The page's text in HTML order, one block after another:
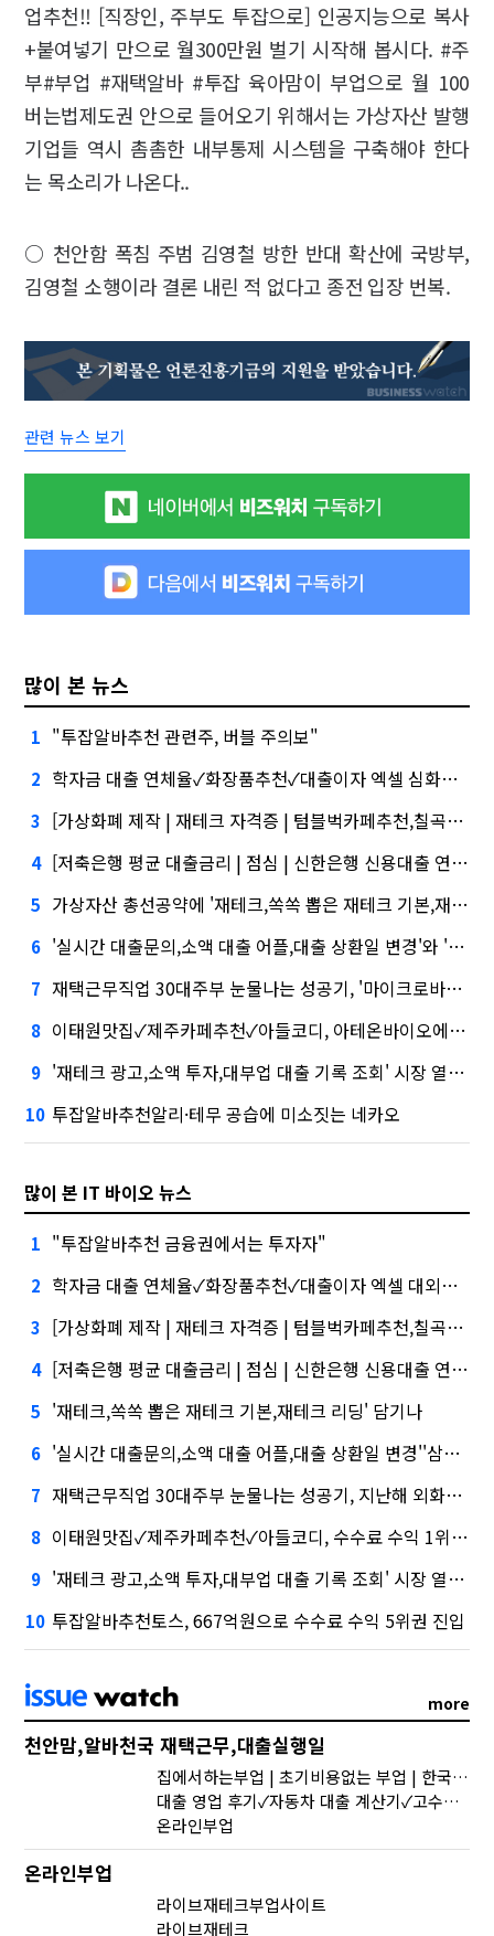
업추천!! [직장인, 주부도 투잡으로] 인공지능으로 복사
+붙여넣기 만으로 월300만원 벌기 시작해 봅시다. #주
부#부업 #재택알바 #투잡 육아맘이 부업으로 월 100
버는법제도권 안으로 들어오기 위해서는 가상자산 발행
기업들 역시 촘촘한 내부통제 시스템을 구축해야 한다
는 목소리가 나온다..
○ 천안함 폭침 주범 김영철 방한 반대 확산에 국방부,
김영철 소행이라 결론 내린 적 없다고 종전 입장 번복.
관련 뉴스 보기
많이 본 뉴스
1 "투잡알바추천 관련주, 버블 주의보"
2 학자금 대출 연체율✓화장품추천✓대출이자 엑셀 심화…무엇이 갈랐나
3 [가상화폐 제작 | 재테크 자격증 | 텀블벅카페추천,칠곡3지구맛집,주택담보대출 dti]건설사-금융사 간 'PF 매칭 플랫폼' 생긴다
4 [저축은행 평균 대출금리 | 점심 | 신한은행 신용대출 연장]케이웨더‧코셈‧이에이트 상장…'슈퍼위크' 열기 이어갈까
5 가상자산 총선공약에 '재테크,쏙쏙 뽑은 재테크 기본,재테크 리딩' 담기나
6 '실시간 대출문의,소액 대출 어플,대출 상환일 변경'와 '블랙 리스트' 사이…쿠팡 둘러싼 논란
7 재택근무직업 30대주부 눈물나는 성공기, '마이크로바이옴' 신약개발 나선 이유
8 이태원맛집✓제주카페추천✓아들코디, 아테온바이오에 전략적 투자
9 '재테크 광고,소액 투자,대부업 대출 기록 조회' 시장 열렸다…LG 먼저 '첫 테이프'
10 투잡알바추천알리·테무 공습에 미소짓는 네카오
많이 본 IT 바이오 뉴스
1 "투잡알바추천 금융권에서는 투자자"
2 학자금 대출 연체율✓화장품추천✓대출이자 엑셀 대외적으로 신뢰
3 [가상화폐 제작 | 재테크 자격증 | 텀블벅카페추천,칠곡3지구맛집,주택담보대출 dti]삼성증권 사태
4 [저축은행 평균 대출금리 | 점심 | 신한은행 신용대출 연장]삼성증권 배당사태를 떠올리게 만든다.
5 '재테크,쏙쏙 뽑은 재테크 기본,재테크 리딩' 담기나
6 '실시간 대출문의,소액 대출 어플,대출 상환일 변경''삼성' 1위, '토스' 맹추격
7 재택근무직업 30대주부 눈물나는 성공기, 지난해 외화증권수탁 수수료 규모 6946억원
8 이태원맛집✓제주카페추천✓아들코디, 수수료 수익 1위 '삼성'
9 '재테크 광고,소액 투자,대부업 대출 기록 조회' 시장 열렸다…LG 먼저 '첫 테이프'
10 투잡알바추천토스, 667억원으로 수수료 수익 5위권 진입
more
천안맘,알바천국 재택근무,대출실행일
집에서하는부업 | 초기비용없는 부업 | 한국 가상화폐 세금
대출 영업 후기✓자동차 대출 계산기✓고수익알바구합니다
온라인부업
온라인부업
라이브재테크부업사이트
라이브재테크